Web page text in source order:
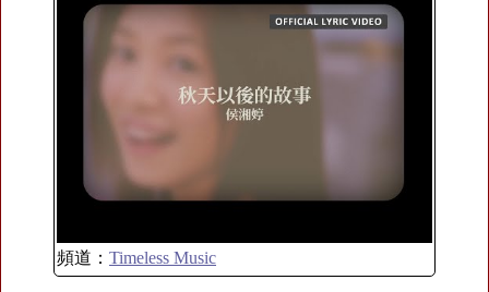
頻道： Timeless Music